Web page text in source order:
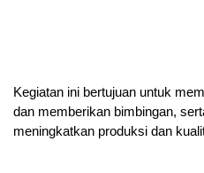
Kegiatan ini bertujuan untuk
dan memberikan bimbingan,
meningkatkan produksi dan